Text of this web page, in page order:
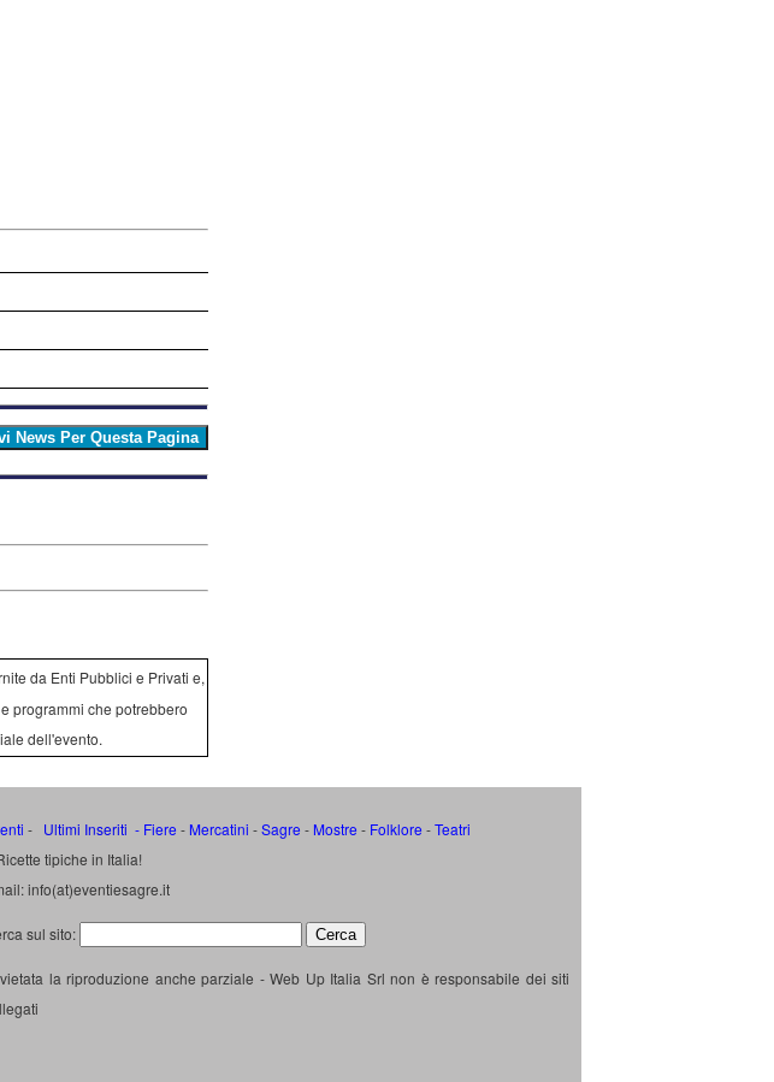
da Enti Pubblici e Privati e,
programmi che potrebbero
dell'evento.
- Ultimi Inseriti - Fiere - Mercatini -Sagre - Mostre - Folklore -Teatri
tipiche in Italia!
info(at)eventiesagre.it
sul sito:
la riproduzione anche parziale - Web Up Italia Srl non è responsabile dei siti